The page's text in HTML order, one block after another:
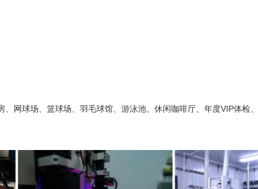
网球场、篮球场、羽毛球馆、游泳池、休闲咖啡厅、年度VIP体检